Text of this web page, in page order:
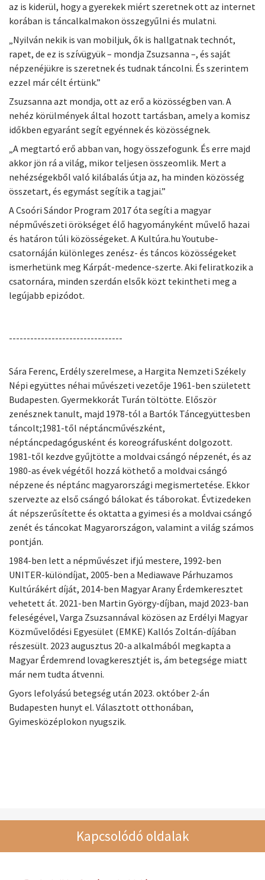
az is kiderül, hogy a gyerekek miért szeretnek ott az internet
korában is táncalkalmakon összegyűlni és mulatni.
„Nyilván nekik is van mobiljuk, ők is hallgatnak technót,
rapet, de ez is szívügyük – mondja Zsuzsanna –, és saját
népzenéjükre is szeretnek és tudnak táncolni. És szerintem
ezzel már célt értünk.”
Zsuzsanna azt mondja, ott az erő a közösségben van. A
nehéz körülmények által hozott tartásban, amely a komisz
időkben egyaránt segít egyénnek és közösségnek.
„A megtartó erő abban van, hogy összefogunk. És erre majd
akkor jön rá a világ, mikor teljesen összeomlik. Mert a
nehézségekből való kilábalás útja az, ha minden közösség
összetart, és egymást segítik a tagjai.”
A Csoóri Sándor Program 2017 óta segíti a magyar
népművészeti örökséget élő hagyományként művelő hazai
és határon túli közösségeket. A Kultúra.hu Youtube-
csatornáján különleges zenész- és táncos közösségeket
ismerhetünk meg Kárpát-medence-szerte. Aki feliratkozik a
csatornára, minden szerdán elsők közt tekintheti meg a
legújabb epizódot.
--------------------------------
Sára Ferenc, Erdély szerelmese, a Hargita Nemzeti Székely
Népi együttes néhai művészeti vezetője 1961-ben született
Budapesten. Gyermekkorát Turán töltötte. Először
zenésznek tanult, majd 1978-tól a Bartók Táncegyüttesben
táncolt;1981-től néptáncművészként,
néptáncpedagógusként és koreográfusként dolgozott.
1981-től kezdve gyűjtötte a moldvai csángó népzenét, és az
1980-as évek végétől hozzá köthető a moldvai csángó
népzene és néptánc magyarországi megismertetése. Ekkor
szervezte az első csángó bálokat és táborokat. Évtizedeken
át népszerűsítette és oktatta a gyimesi és a moldvai csángó
zenét és táncokat Magyarországon, valamint a világ számos
pontján.
1984-ben lett a népművészet ifjú mestere, 1992-ben
UNITER-különdíjat, 2005-ben a Mediawave Párhuzamos
Kultúrákért díját, 2014-ben Magyar Arany Érdemkeresztet
vehetett át. 2021-ben Martin György-díjban, majd 2023-ban
feleségével, Varga Zsuzsannával közösen az Erdélyi Magyar
Közművelődési Egyesület (EMKE) Kallós Zoltán-díjában
részesült. 2023 augusztus 20-a alkalmából megkapta a
Magyar Érdemrend lovagkeresztjét is, ám betegsége miatt
már nem tudta átvenni.
Gyors lefolyású betegség után 2023. október 2-án
Budapesten hunyt el. Választott otthonában,
Gyimesközéplokon nyugszik.
Kapcsolódó oldalak